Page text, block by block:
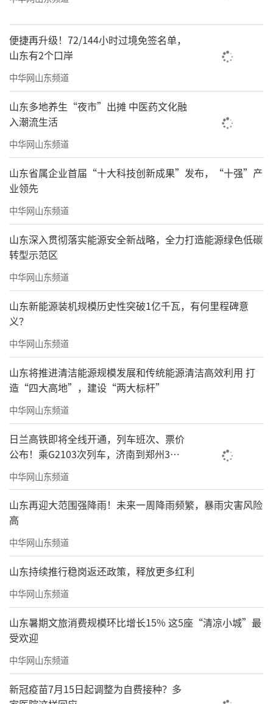
便捷再升级！72/144小时过境免签名单，
山东有2个口岸
中华网山东频道
山东多地养生“夜市”出摊 中医药文化融
入潮流生活
中华网山东频道
山东省属企业首届“十大科技创新成果”发布，“十强”产
业领先
中华网山东频道
山东深入贯彻落实能源安全新战略，全力打造能源绿色低碳
转型示范区
中华网山东频道
山东新能源装机规模历史性突破1亿千瓦，有何里程碑意
义？
中华网山东频道
山东将推进清洁能源规模发展和传统能源清洁高效利用 打
造“四大高地”，建设“两大标杆”
中华网山东频道
日兰高铁即将全线开通，列车班次、票价
公布！乘G2103次列车，济南到郑州3小
时到达
中华网山东频道
山东再迎大范围强降雨！未来一周降雨频繁，暴雨灾害风险
高
中华网山东频道
山东持续推行稳岗返还政策，释放更多红利
中华网山东频道
山东暑期文旅消费规模环比增长15% 这5座“清凉小城”最
受欢迎
中华网山东频道
新冠疫苗7月15日起调整为自费接种？多